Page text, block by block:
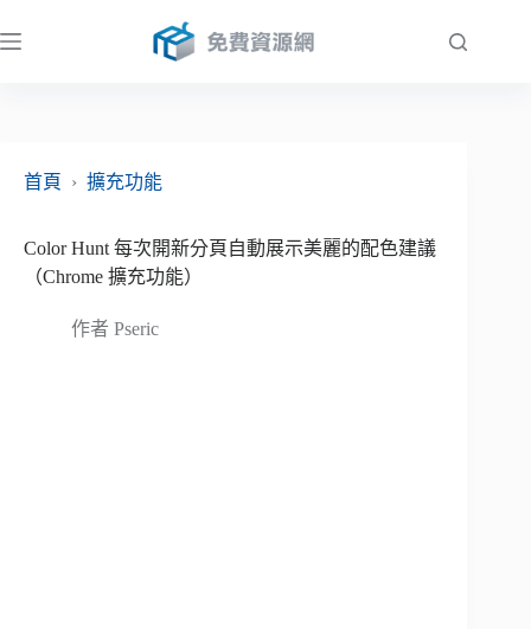
至
首頁
› 擴充功能
Color Hunt 每次開新分頁自動展示美麗的配色建議
（Chrome 擴充功能）
作者 Pseric